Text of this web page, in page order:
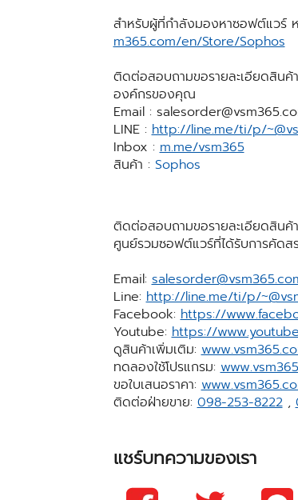
สำหรับผู้ที่กำลังมองหาซอฟต์แวร์
m365.com/en/Store/Sophos
ติดต่อสอบถามขอรายละเอียดสินค้
องค์กรของคุณ
Email :
LINE :http://line.me/ti/p/
Inbox :m.me/vsm365
สินค้า : Sophos
ติดต่อสอบถามขอรายละเอียดสินค้
ศูนย์รวมซอฟต์แวร์ที่ได้รับการคัด
Email:
Line:http://line.me/ti/p/
Facebook:https://
Youtube:https://
ดูสินค้าเพิ่มเติม:
ทดลองใช้โปรแกรม:
ขอใบเสนอราคา:
ติดต่อฝ่ายขาย:098-253-8222,
แชร์บทความของเรา